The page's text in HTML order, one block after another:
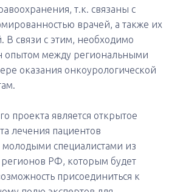
т.к. связаны с
врачей, а также их
В связи с этим, необходимо
опытом между региональными
оказания онкоурологической
проекта является открытое
лечения пациентов
специалистами из
РФ, которым будет
присоединиться к